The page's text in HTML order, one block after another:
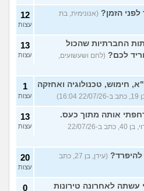
הזמן? (אנונימית, בת
12
עצות
החברתיות שהכול
לכם? (לחם ושעשועים,
13
עצות
חימוש, טכנולוגיה ואחזקה
1
עצות
אותה מתוך כעס.
(אלכס, שם בדוי, בן 40, כתב ב-22/07/26
13
עצות
להיפרד?
(עידן, בן 27, כתב
20
עצות
עשתה לאחרונה טירונות
0